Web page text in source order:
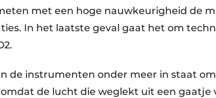
met een hoge nauwkeurigheid de
In het laatste geval gaat het om
de instrumenten onder meer in staat
de lucht die weglekt uit een gaatje